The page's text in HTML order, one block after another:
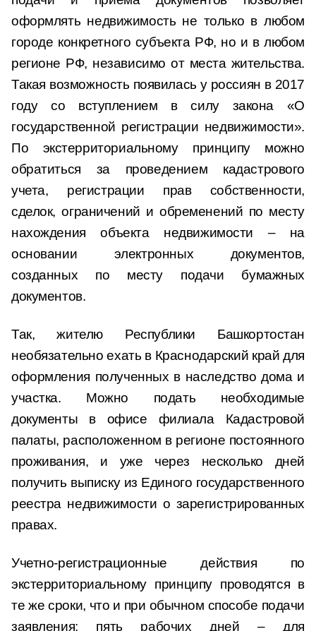
оформлять недвижимость не только в любом
городе конкретного субъекта РФ, но и в любом
регионе РФ, независимо от места жительства.
Такая возможность появилась у россиян в 2017
году со вступлением в силу закона «О
государственной регистрации недвижимости».
По экстерриториальному принципу можно
обратиться за проведением кадастрового
учета, регистрации прав собственности,
сделок, ограничений и обременений по месту
нахождения объекта недвижимости – на
основании электронных документов,
созданных по месту подачи бумажных
документов.
Так, жителю Республики Башкортостан
необязательно ехать в Краснодарский край для
оформления полученных в наследство дома и
участка. Можно подать необходимые
документы в офисе филиала Кадастровой
палаты, расположенном в регионе постоянного
проживания, и уже через несколько дней
получить выписку из Единого государственного
реестра недвижимости о зарегистрированных
правах.
Учетно-регистрационные действия по
экстерриториальному принципу проводятся в
те же сроки, что и при обычном способе подачи
заявления: пять рабочих дней – для